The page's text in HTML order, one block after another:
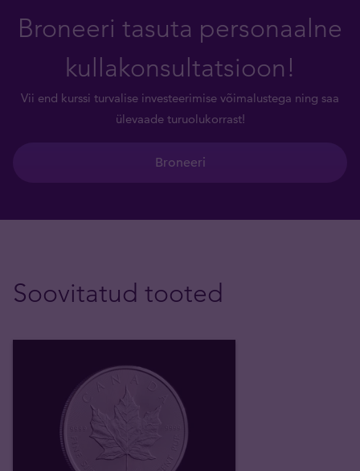
Broneeri tasuta personaalne
kullakonsultatsioon!
Vii end kurssi turvalise investeerimise võimalustega ning saa
ülevaade turuolukorrast!
Broneeri
Soovitatud tooted